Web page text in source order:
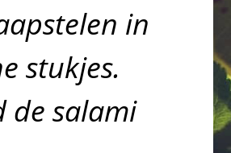
in
stukjes.
de salami